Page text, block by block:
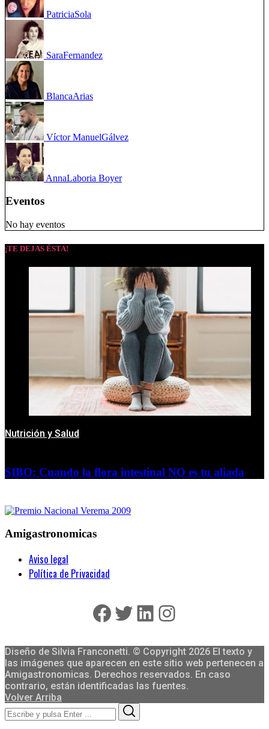
PatriciaSola
SaraFernandez
BlancaArias
Víctor ManuelGálvez
AnnaLaboria Boyer
Eventos
No hay eventos
¡TE DEJAS ÉSTA!
Nutrición y Salud
SIBO: Cuando la flora intestinal NO es tu aliada
Amigastronomicas
Aviso legal
Política de Privacidad
Facebook
Twitter
LinkedIn
Instagram
Diseño de Silvia Franconetti. © Copyright 2026 El texto y
las imágenes que aparecen en este sitio web pertenecen a
Amigastronomicas. Derechos reservados. En caso
contrario, están identificadas las fuentes.
Volver Arriba
Search
for: